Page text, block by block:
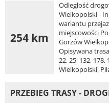
254 km
Odległość
Wielkopolski -
wariantu
miejscowości
Gorzów
Opisywana
22, 25, 132,
Wielkopolski,
PRZEBIEG TRASY -